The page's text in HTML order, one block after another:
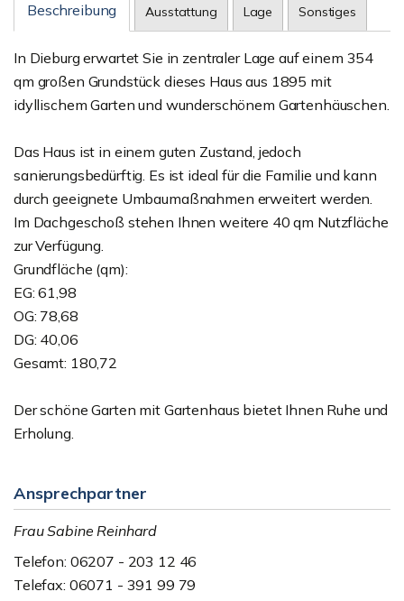
Beschreibung Ausstattung Lage Sonstiges
In Dieburg erwartet Sie in zentraler Lage auf einem 354
qm großen Grundstück dieses Haus aus 1895 mit
idyllischem Garten und wunderschönem Gartenhäuschen.
Das Haus ist in einem guten Zustand, jedoch
sanierungsbedürftig. Es ist ideal für die Familie und kann
durch geeignete Umbaumaßnahmen erweitert werden.
Im Dachgeschoß stehen Ihnen weitere 40 qm Nutzfläche
zur Verfügung.
Grundfläche (qm):
EG: 61,98
OG: 78,68
DG: 40,06
Gesamt: 180,72
Der schöne Garten mit Gartenhaus bietet Ihnen Ruhe und
Erholung.
Ansprechpartner
Frau Sabine Reinhard
Telefon: 06207 - 203 12 46
Telefax: 06071 - 391 99 79